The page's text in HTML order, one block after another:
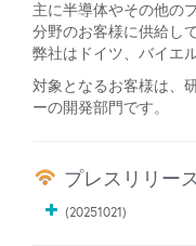
主に半導体やその他の
分野のお客様に供給し
弊社はドイツ、バイエ
対象となるお客様は、
ーの開発部門です。
プレスリリー
(20251021)